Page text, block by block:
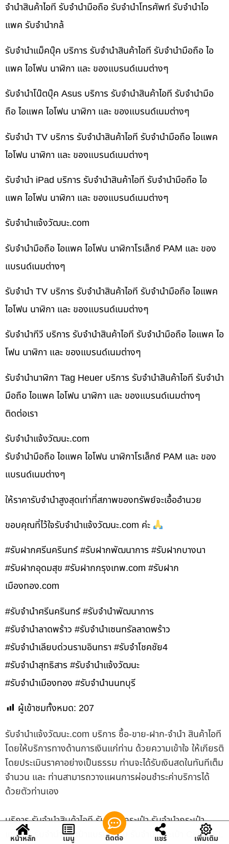
จำนำสินค้าไอที รับจำนำมือถือ รับจำนำโทรศัพท์ รับจำนำไอ
แพค รับจำนำกล้
รับจำนำแม็คบุ๊ค บริการ รับจำนำสินค้าไอที รับจำนำมือถือ ไอ
แพค ไอโฟน นาฬิกา และ ของแบรนด์เนมต่างๆ
รับจำนำโน๊ตบุ๊ค Asus บริการ รับจำนำสินค้าไอที รับจำนำมือ
ถือ ไอแพค ไอโฟน นาฬิกา และ ของแบรนด์เนมต่างๆ
รับจำนำ TV บริการ รับจำนำสินค้าไอที รับจำนำมือถือ ไอแพค
ไอโฟน นาฬิกา และ ของแบรนด์เนมต่างๆ
รับจำนำ iPad บริการ รับจำนำสินค้าไอที รับจำนำมือถือ ไอ
แพค ไอโฟน นาฬิกา และ ของแบรนด์เนมต่างๆ
รับจํานําแจ้งวัฒนะ.com
รับจำนำมือถือ ไอแพค ไอโฟน นาฬิกาโรเล็กซ์ PAM และ ของ
แบรนด์เนมต่างๆ
รับจำนำ TV บริการ รับจำนำสินค้าไอที รับจำนำมือถือ ไอแพค
ไอโฟน นาฬิกา และ ของแบรนด์เนมต่างๆ
รับจำนำทีวี บริการ รับจำนำสินค้าไอที รับจำนำมือถือ ไอแพค ไอ
โฟน นาฬิกา และ ของแบรนด์เนมต่างๆ
รับจำนำนาฬิกา Tag Heuer บริการ รับจำนำสินค้าไอที รับจำนำ
มือถือ ไอแพค ไอโฟน นาฬิกา และ ของแบรนด์เนมต่างๆ
ติดต่อเรา
รับจํานําแจ้งวัฒนะ.com
รับจำนำมือถือ ไอแพค ไอโฟน นาฬิกาโรเล็กซ์ PAM และ ของ
แบรนด์เนมต่างๆ
ให้ราคารับจำนำสูงสุดเท่าที่สภาพของทรัพย์จะเอื้ออำนวย
ขอบคุณที่ไว้ใจรับจำนำแจ้งวัฒนะ.com ค่ะ
#รับฝากศรีนครินทร์ #รับฝากพัฒนาการ #รับฝากบางนา
#รับฝากอุดมสุข #รับฝากกรุงเทพ.com #รับฝาก
เมืองทอง.com
#รับจำนำศรีนครินทร์ #รับจำนำพัฒนาการ
#รับจำนำลาดพร้าว #รับจำนำเซนทรัลลาดพร้าว
#รับจำนำเลียบด่วนรามอินทรา #รับจำโชคชัย4
#รับจำนำสุทธิสาร #รับจำนำแจ้งวัฒนะ
#รับจำนำเมืองทอง #รับจำนำนนทบุรี
ผู้เข้าชมทั้งหมด: 207
รับจํานําแจ้งวัฒนะ.com บริการ ซื้อ-ขาย-ฝาก-จำนำ สินค้าไอที
โดยให้บริการทางด้านการเงินแก่ท่าน ด้วยความเข้าใจ ให้เกียรติ
โดยประเมินราคาอย่างเป็นธรรม ท่านจะได้รับเงินสดในทันทีเต็ม
จำนวน และ ท่านสามารถวางแผนการผ่อนชำระค่าบริการได้
ด้วยตัวท่านเอง
บริการ รับจำนำสินค้าไอที รับจำนำกระเป๋า รับจำนำกระเป๋า
แบรนด์ รับจำนำกระเป๋าแบรนด์เนม รับจำนำกระเป๋า CHANEL
หน้าหลัก เมนู ติดต่อ แชร์ เพิ่มเติม